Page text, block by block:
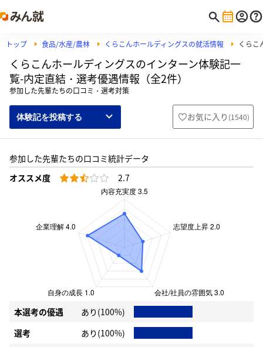
トップ 食品/水産/農林 くらこんホールディングスの就活情報 くらこ
くらこんホールディングスのインターン体験記一
覧-内定直結・選考優遇情報（全2件）
参加した先輩たちの口コミ・選考対策
体験記を投稿する お気に入り (1540)
参加した先輩たちの口コミ統計データ
オススメ度
2.7
本選考の優遇
あり(100%)
選考
あり(100%)